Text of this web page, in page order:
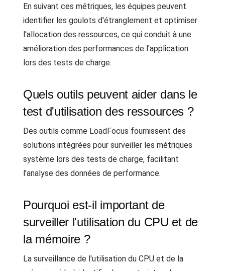
En suivant ces métriques, les équipes peuvent
identifier les goulots d'étranglement et optimiser
l'allocation des ressources, ce qui conduit à une
amélioration des performances de l'application
lors des tests de charge.
Quels outils peuvent aider dans le
test d'utilisation des ressources ?
Des outils comme LoadFocus fournissent des
solutions intégrées pour surveiller les métriques
système lors des tests de charge, facilitant
l'analyse des données de performance.
Pourquoi est-il important de
surveiller l'utilisation du CPU et de
la mémoire ?
La surveillance de l'utilisation du CPU et de la